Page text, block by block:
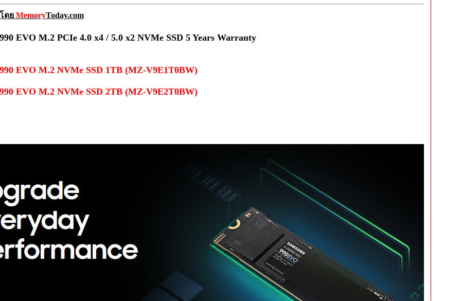
ดย MemoryToday.com
EVO M.2 PCIe 4.0 x4 / 5.0 x2 NVMe SSD 5 Years Warranty
EVO M.2 NVMe SSD 1TB (MZ-V9E1T0BW)
EVO M.2 NVMe SSD 2TB (MZ-V9E2T0BW)